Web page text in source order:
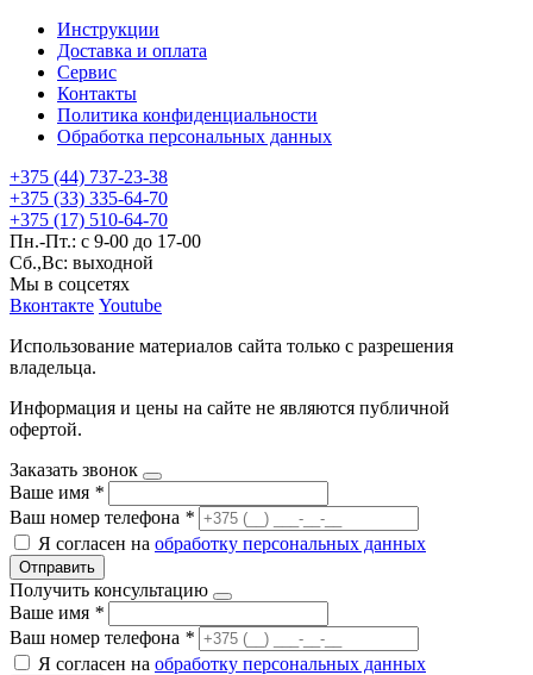
Инструкции
Доставка и оплата
Сервис
Контакты
Политика конфиденциальности
Обработка персональных данных
+375 (44) 737-23-38
+375 (33) 335-64-70
+375 (17) 510-64-70
Пн.-Пт.: с 9-00 до 17-00
Сб.,Вс: выходной
Мы в соцсетях
Вконтакте Youtube
Использование материалов сайта только с разрешения
владельца.
Информация и цены на сайте не являются публичной
офертой.
Заказать звонок
Ваше имя *
Ваш номер телефона *
Я согласен на обработку персональных данных
Отправить
Получить консультацию
Ваше имя *
Ваш номер телефона *
Я согласен на обработку персональных данных